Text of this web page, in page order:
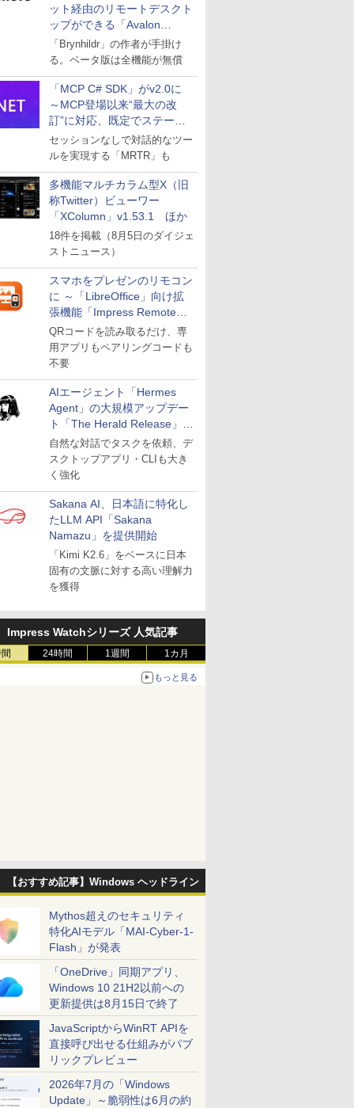
ット経由のリモートデスクト
ップができる「Avalon
remote」
「Brynhildr」の作者が手掛け
る。ベータ版は全機能が無償
「MCP C# SDK」がv2.0に
～MCP登場以来“最大の改
訂”に対応、既定でステート
レスへ
セッションなしで対話的なツー
ルを実現する「MRTR」も
多機能マルチカラム型X（旧
称Twitter）ビューワー
「XColumn」v1.53.1 ほか
18件を掲載（8月5日のダイジェ
ストニュース）
スマホをプレゼンのリモコン
に ～「LibreOffice」向け拡
張機能「Impress Remote」
が公開
QRコードを読み取るだけ、専
用アプリもペアリングコードも
不要
AIエージェント「Hermes
Agent」の大規模アップデー
ト「The Herald Release」が
公開
自然な対話でタスクを依頼、デ
スクトップアプリ・CLIも大き
く強化
Sakana AI、日本語に特化し
たLLM API「Sakana
Namazu」を提供開始
「Kimi K2.6」をベースに日本
固有の文脈に対する高い理解力
を獲得
Impress Watchシリーズ 人気記事
24時間 1週間 1カ月
もっと見る
【おすすめ記事】Windows ヘッドライン
Mythos超えのセキュリティ
特化AIモデル「MAI-Cyber-1-
Flash」が発表
「OneDrive」同期アプリ、
Windows 10 21H2以前への
更新提供は8月15日で終了
JavaScriptからWinRT APIを
直接呼び出せる仕組みがパブ
リックプレビュー
2026年7月の「Windows
Update」～脆弱性は6月の約